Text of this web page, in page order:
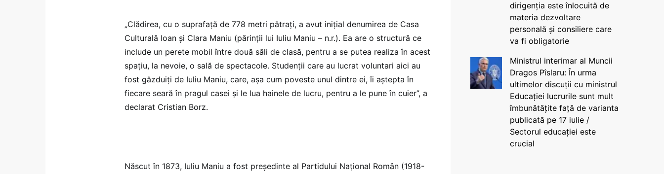
„Clădirea, cu o suprafaţă de 778 metri pătraţi, a avut iniţial denumirea de Casa
Culturală Ioan şi Clara Maniu (părinţii lui Iuliu Maniu – n.r.). Ea are o structură ce
include un perete mobil între două săli de clasă, pentru a se putea realiza în acest
spaţiu, la nevoie, o sală de spectacole. Studenţii care au lucrat voluntari aici au
fost găzduiţi de Iuliu Maniu, care, aşa cum poveste unul dintre ei, îi aştepta în
fiecare seară în pragul casei şi le lua hainele de lucru, pentru a le pune în cuier”, a
declarat Cristian Borz.
Născut în 1873, Iuliu Maniu a fost preşedinte al Partidului Naţional Român (1918-
dirigenția este înlocuită de
materia dezvoltare
personală și consiliere care
va fi obligatorie
Ministrul interimar al Muncii
Dragos Pîslaru: În urma
ultimelor discuții cu ministrul
Educației lucrurile sunt mult
îmbunătățite față de varianta
publicată pe 17 iulie /
Sectorul educației este
crucial